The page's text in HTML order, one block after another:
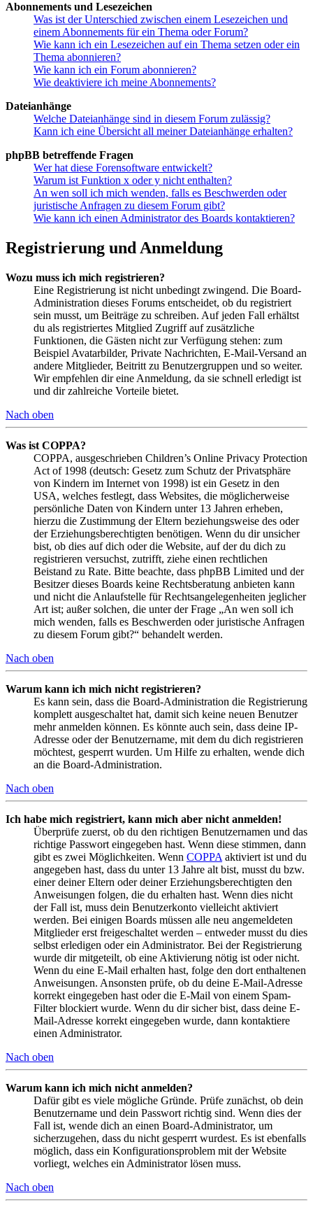
Abonnements und Lesezeichen
Was ist der Unterschied zwischen einem Lesezeichen und
einem Abonnements für ein Thema oder Forum?
Wie kann ich ein Lesezeichen auf ein Thema setzen oder ein
Thema abonnieren?
Wie kann ich ein Forum abonnieren?
Wie deaktiviere ich meine Abonnements?
Dateianhänge
Welche Dateianhänge sind in diesem Forum zulässig?
Kann ich eine Übersicht all meiner Dateianhänge erhalten?
phpBB betreffende Fragen
Wer hat diese Forensoftware entwickelt?
Warum ist Funktion x oder y nicht enthalten?
An wen soll ich mich wenden, falls es Beschwerden oder
juristische Anfragen zu diesem Forum gibt?
Wie kann ich einen Administrator des Boards kontaktieren?
Registrierung und Anmeldung
Wozu muss ich mich registrieren?
Eine Registrierung ist nicht unbedingt zwingend. Die Board-
Administration dieses Forums entscheidet, ob du registriert
sein musst, um Beiträge zu schreiben. Auf jeden Fall erhältst
du als registriertes Mitglied Zugriff auf zusätzliche
Funktionen, die Gästen nicht zur Verfügung stehen: zum
Beispiel Avatarbilder, Private Nachrichten, E-Mail-Versand an
andere Mitglieder, Beitritt zu Benutzergruppen und so weiter.
Wir empfehlen dir eine Anmeldung, da sie schnell erledigt ist
und dir zahlreiche Vorteile bietet.
Nach oben
Was ist COPPA?
COPPA, ausgeschrieben Children’s Online Privacy Protection
Act of 1998 (deutsch: Gesetz zum Schutz der Privatsphäre
von Kindern im Internet von 1998) ist ein Gesetz in den
USA, welches festlegt, dass Websites, die möglicherweise
persönliche Daten von Kindern unter 13 Jahren erheben,
hierzu die Zustimmung der Eltern beziehungsweise des oder
der Erziehungsberechtigten benötigen. Wenn du dir unsicher
bist, ob dies auf dich oder die Website, auf der du dich zu
registrieren versuchst, zutrifft, ziehe einen rechtlichen
Beistand zu Rate. Bitte beachte, dass phpBB Limited und der
Besitzer dieses Boards keine Rechtsberatung anbieten kann
und nicht die Anlaufstelle für Rechtsangelegenheiten jeglicher
Art ist; außer solchen, die unter der Frage „An wen soll ich
mich wenden, falls es Beschwerden oder juristische Anfragen
zu diesem Forum gibt?“ behandelt werden.
Nach oben
Warum kann ich mich nicht registrieren?
Es kann sein, dass die Board-Administration die Registrierung
komplett ausgeschaltet hat, damit sich keine neuen Benutzer
mehr anmelden können. Es könnte auch sein, dass deine IP-
Adresse oder der Benutzername, mit dem du dich registrieren
möchtest, gesperrt wurden. Um Hilfe zu erhalten, wende dich
an die Board-Administration.
Nach oben
Ich habe mich registriert, kann mich aber nicht anmelden!
Überprüfe zuerst, ob du den richtigen Benutzernamen und das
richtige Passwort eingegeben hast. Wenn diese stimmen, dann
gibt es zwei Möglichkeiten. Wenn COPPA aktiviert ist und du
angegeben hast, dass du unter 13 Jahre alt bist, musst du bzw.
einer deiner Eltern oder deiner Erziehungsberechtigten den
Anweisungen folgen, die du erhalten hast. Wenn dies nicht
der Fall ist, muss dein Benutzerkonto vielleicht aktiviert
werden. Bei einigen Boards müssen alle neu angemeldeten
Mitglieder erst freigeschaltet werden – entweder musst du dies
selbst erledigen oder ein Administrator. Bei der Registrierung
wurde dir mitgeteilt, ob eine Aktivierung nötig ist oder nicht.
Wenn du eine E-Mail erhalten hast, folge den dort enthaltenen
Anweisungen. Ansonsten prüfe, ob du deine E-Mail-Adresse
korrekt eingegeben hast oder die E-Mail von einem Spam-
Filter blockiert wurde. Wenn du dir sicher bist, dass deine E-
Mail-Adresse korrekt eingegeben wurde, dann kontaktiere
einen Administrator.
Nach oben
Warum kann ich mich nicht anmelden?
Dafür gibt es viele mögliche Gründe. Prüfe zunächst, ob dein
Benutzername und dein Passwort richtig sind. Wenn dies der
Fall ist, wende dich an einen Board-Administrator, um
sicherzugehen, dass du nicht gesperrt wurdest. Es ist ebenfalls
möglich, dass ein Konfigurationsproblem mit der Website
vorliegt, welches ein Administrator lösen muss.
Nach oben